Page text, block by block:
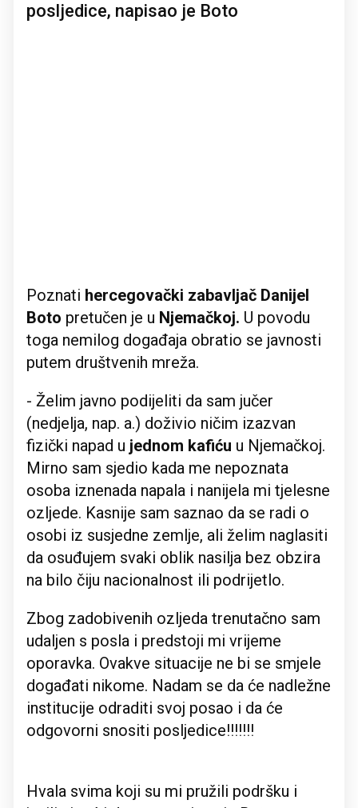
posljedice, napisao je Boto
Poznati hercegovački zabavljač Danijel
Boto pretučen je u Njemačkoj. U povodu
toga nemilog događaja obratio se javnosti
putem društvenih mreža.
- Želim javno podijeliti da sam jučer
(nedjelja, nap. a.) doživio ničim izazvan
fizički napad u jednom kafiću u Njemačkoj.
Mirno sam sjedio kada me nepoznata
osoba iznenada napala i nanijela mi tjelesne
ozljede. Kasnije sam saznao da se radi o
osobi iz susjedne zemlje, ali želim naglasiti
da osuđujem svaki oblik nasilja bez obzira
na bilo čiju nacionalnost ili podrijetlo.
Zbog zadobivenih ozljeda trenutačno sam
udaljen s posla i predstoji mi vrijeme
oporavka. Ovakve situacije ne bi se smjele
događati nikome. Nadam se da će nadležne
institucije odraditi svoj posao i da će
odgovorni snositi posljedice!!!!!!!
Hvala svima koji su mi pružili podršku i